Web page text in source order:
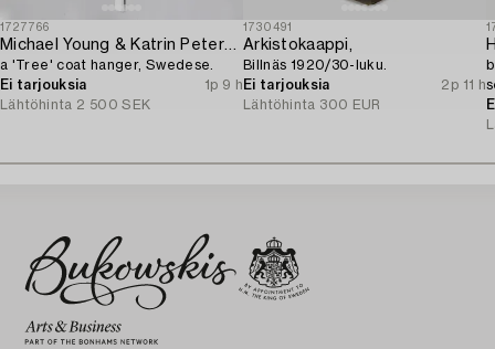
1727766
Michael Young & Katrin Petersdottir,
a 'Tree' coat hanger, Swedese.
Ei tarjouksia
1p 9 h
Lähtöhinta 2 500 SEK
1730491
Arkistokaappi,
Billnäs 1920/30-luku.
Ei tarjouksia
2p 11 h
Lähtöhinta 300 EUR